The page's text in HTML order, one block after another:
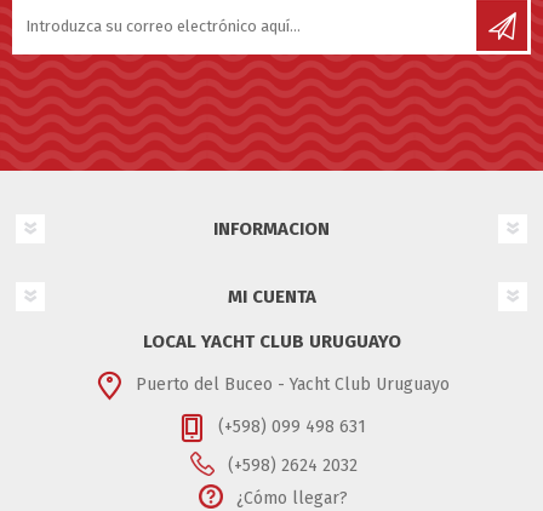
INFORMACION
MI CUENTA
LOCAL YACHT CLUB URUGUAYO
Puerto del Buceo - Yacht Club Uruguayo
(+598) 099 498 631
(+598) 2624 2032
¿Cómo llegar?